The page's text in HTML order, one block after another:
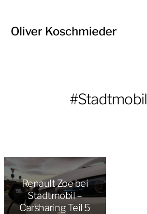
Oliver Koschmieder
#Stadtmobil
Renault Zoe bei
Stadtmobil –
Carsharing Teil 5